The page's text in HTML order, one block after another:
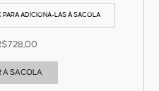
PARA ADICIONÁ-LAS À SACOLA
À SACOLA